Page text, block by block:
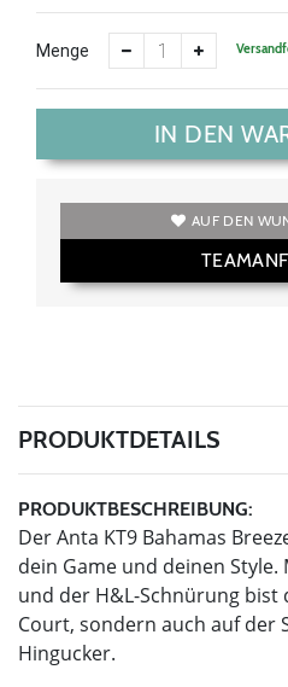
Menge
IN DEN
AUF DEN
PRODUKTDETAILS
PRODUKTBESCHREIBUNG:
Der Anta KT9 Bahamas
dein Game und deinen
und der H&L-Schnürung
Court, sondern auch auf der
Hingucker.